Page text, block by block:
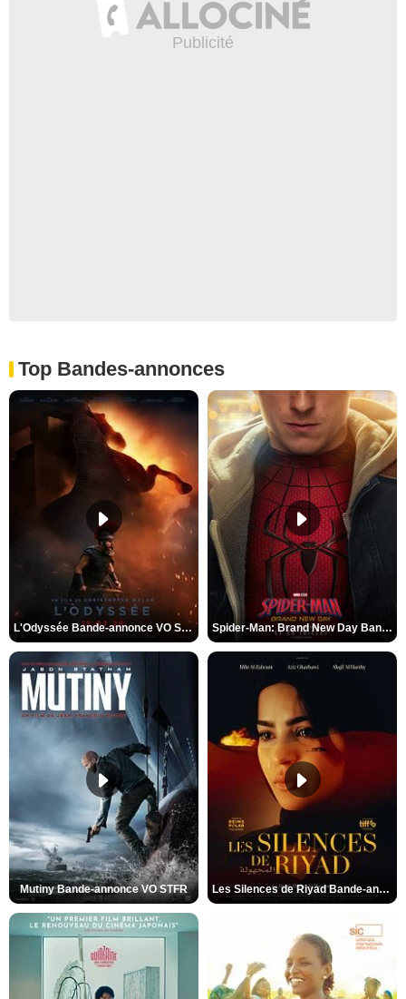
Top Bandes-annonces
L'Odyssée Bande-annonce VO STFR Spider-Man: Brand New Day Bande-annonce VO STFR
Mutiny Bande-annonce VO STFR Les Silences de Riyad Bande-annonce VO STFR